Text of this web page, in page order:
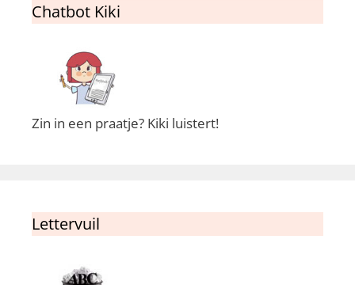
Chatbot Kiki
Zin in een praatje? Kiki luistert!
Lettervuil